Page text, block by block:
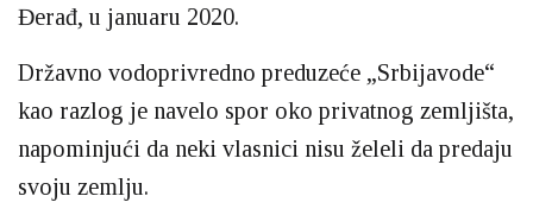
Đerađ, u januaru 2020.
Državno vodoprivredno preduzeće „Srbijavode“
kao razlog je navelo spor oko privatnog zemljišta,
napominjući da neki vlasnici nisu želeli da predaju
svoju zemlju.